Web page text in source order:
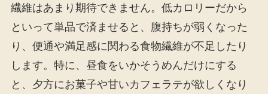
繊維はあまり期待できません。低カロリーだから
といって単品で済ませると、腹持ちが弱くなった
り、便通や満足感に関わる食物繊維が不足したり
します。特に、昼食をいかそうめんだけにする
と、夕方にお菓子や甘いカフェラテが欲しくなり